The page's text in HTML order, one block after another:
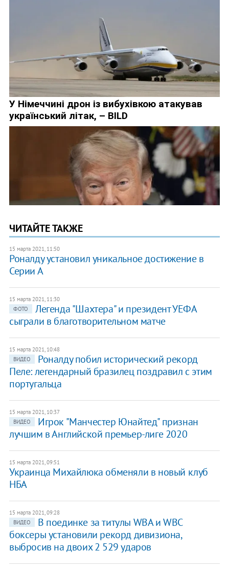
ЧИТАЙТЕ ТАКЖЕ
15 марта 2021, 11:50
Роналду установил уникальное достижение в
Серии А
15 марта 2021, 11:30
ФОТО
Легенда "Шахтера" и президент УЕФА
сыграли в благотворительном матче
15 марта 2021, 10:48
ВИДЕО
Роналду побил исторический рекорд
Пеле: легендарный бразилец поздравил с этим
португальца
15 марта 2021, 10:37
ВИДЕО
Игрок "Манчестер Юнайтед" признан
лучшим в Английской премьер-лиге 2020
15 марта 2021, 09:51
Украинца Михайлюка обменяли в новый клуб
НБА
15 марта 2021, 09:28
ВИДЕО
В поединке за титулы WBA и WBC
боксеры установили рекорд дивизиона,
выбросив на двоих 2 529 ударов